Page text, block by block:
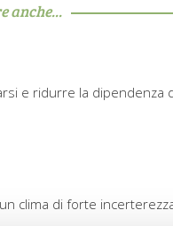
anche...
e ridurre la dipendenza
clima di forte